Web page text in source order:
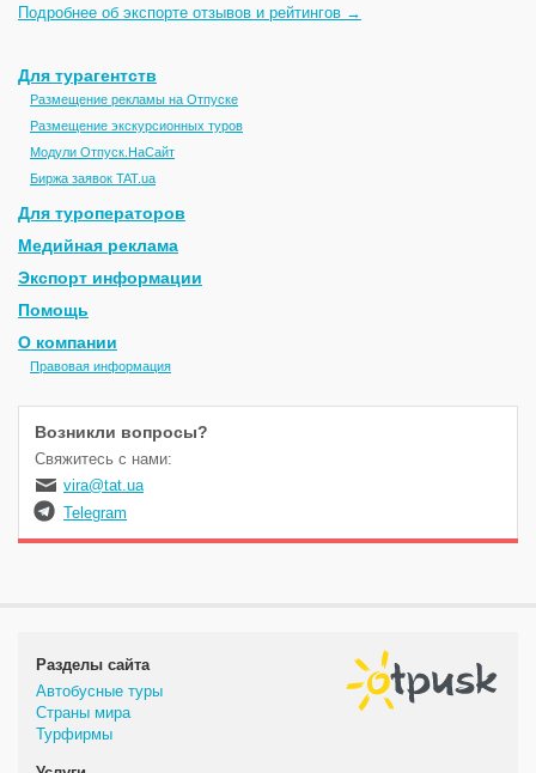
Подробнее об экспорте отзывов и рейтингов →
Для турагентств
Размещение рекламы на Отпуске
Размещение экскурсионных туров
Модули Отпуск.НаСайт
Биржа заявок TAT.ua
Для туроператоров
Медийная реклама
Экспорт информации
Помощь
О компании
Правовая информация
Возникли вопросы?
Свяжитесь с нами:
vira@tat.ua
Telegram
Разделы сайта
Автобусные туры
Страны мира
Турфирмы